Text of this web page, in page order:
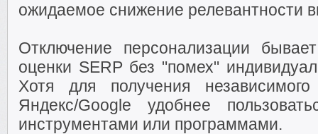
ожидаемое снижение релевантности
Отключение персонализации
оценки SERP без "помех"
Хотя для получения
Яндекс/Google удобнее
инструментами или программами.